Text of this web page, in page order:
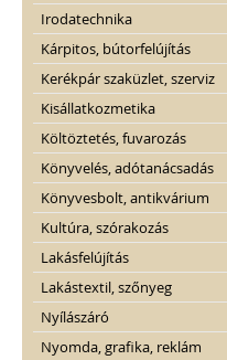
Irodatechnika
Kárpitos, bútorfelújítás
Kerékpár szaküzlet, szerviz
Kisállatkozmetika
Költöztetés, fuvarozás
Könyvelés, adótanácsadás
Könyvesbolt, antikvárium
Kultúra, szórakozás
Lakásfelújítás
Lakástextil, szőnyeg
Nyílászáró
Nyomda, grafika, reklám